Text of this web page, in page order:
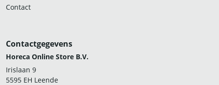
Contact
Contactgegevens
Horeca Online Store B.V.
Irislaan 9
5595 EH Leende